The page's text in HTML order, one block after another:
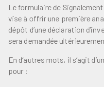
Le formulaire de
vise à offrir une première
dépôt d’une déclaration
sera demandée
En d’autres mots, il s’agit
pour :